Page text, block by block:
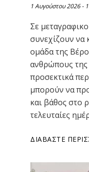
1 Αυγούστου 2026
Σε
συνεχίζουν να
ομάδα της
ανθρώπους της
προσεκτικά
μπορούν να
και βάθος στο
τελευταίες
ΔΙΑΒΆΣΤΕ